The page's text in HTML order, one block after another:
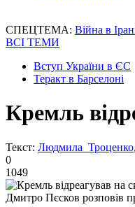
СПЕЦТЕМА: Війна в
ВСІ ТЕМИ
Вступ України в ЄС
Теракт в Барселоні
Кремль
Текст: Людмила Троценко
0
1049
Дмитро Пєсков розповів